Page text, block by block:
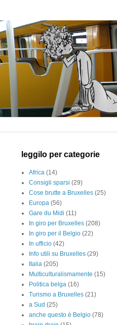
leggilo per categorie
Africa (14)
Consigli sparsi (29)
Cose brutte a Bruxelles (25)
Europa (56)
Gare du Midi (11)
In giro per Bruxelles (208)
In giro per il Belgio (22)
In ufficio (42)
Info utili su Bruxelles (29)
Italia (205)
Multiculturalismamente (15)
Politica belga (16)
Turismo a Bruxelles (21)
a Sud (25)
anche questo è Belgio (78)